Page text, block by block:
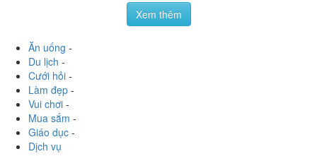
Xem thêm
Ăn uống -
Du lịch -
Cưới hỏi -
Làm đẹp -
Vui chơi -
Mua sắm -
Giáo dục -
Dịch vụ